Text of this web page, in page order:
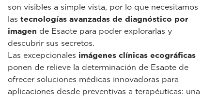
son visibles a simple vista, por lo que necesitamos
las tecnologías avanzadas de diagnóstico por
imagen de Esaote para poder explorarlas y
descubrir sus secretos.
Las excepcionales imágenes clínicas ecográficas
ponen de relieve la determinación de Esaote de
ofrecer soluciones médicas innovadoras para
aplicaciones desde preventivas a terapéuticas: una